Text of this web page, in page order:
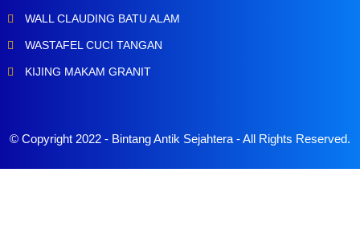
WALL CLAUDING BATU ALAM
WASTAFEL CUCI TANGAN
KIJING MAKAM GRANIT
© Copyright 2022 - Bintang Antik Sejahtera- All Rights Reserved.